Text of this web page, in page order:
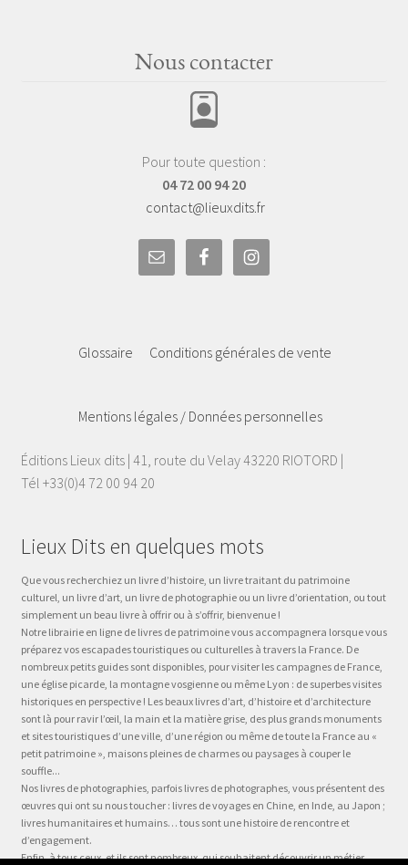
Nous contacter
Pour toute question :
04 72 00 94 20
contact@lieuxdits.fr
Glossaire Conditions générales de vente
Mentions légales / Données personnelles
Éditions Lieux dits | 41, route du Velay 43220 RIOTORD |
Tél +33(0)4 72 00 94 20
Lieux Dits en quelques mots
Que vous recherchiez un livre d’histoire, un livre traitant du patrimoine
culturel, un livre d’art, un livre de photographie ou un livre d’orientation, ou tout
simplement un beau livre à offrir ou à s’offrir, bienvenue !
Notre librairie en ligne de livres de patrimoine vous accompagnera lorsque vous
préparez vos escapades touristiques ou culturelles à travers la France. De
nombreux petits guides sont disponibles, pour visiter les campagnes de France,
une église picarde, la montagne vosgienne ou même Lyon : de superbes visites
historiques en perspective ! Les beaux livres d’art, d’histoire et d’architecture
sont là pour ravir l’œil, la main et la matière grise, des plus grands monuments
et sites touristiques d’une ville, d’une région ou même de toute la France au «
petit patrimoine », maisons pleines de charmes ou paysages à couper le
souffle...
Nos livres de photographies, parfois livres de photographes, vous présentent des
œuvres qui ont su nous toucher : livres de voyages en Chine, en Inde, au Japon ;
livres humanitaires et humains… tous sont une histoire de rencontre et
d’engagement.
Enfin, à tous ceux, et ils sont nombreux, qui souhaitent découvrir un métier,